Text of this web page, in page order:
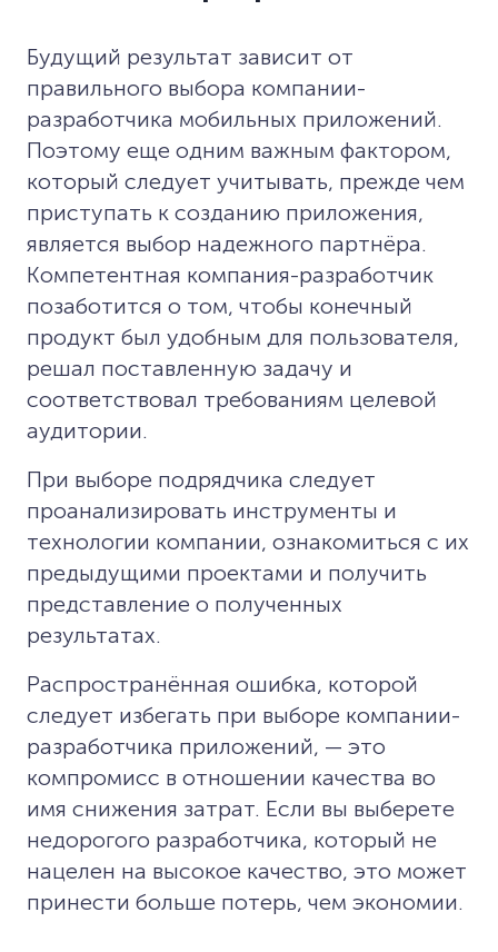
Будущий результат зависит от
правильного выбора компании-
разработчика мобильных приложений.
Поэтому еще одним важным фактором,
который следует учитывать, прежде чем
приступать к созданию приложения,
является выбор надежного партнёра.
Компетентная компания-разработчик
позаботится о том, чтобы конечный
продукт был удобным для пользователя,
решал поставленную задачу и
соответствовал требованиям целевой
аудитории.
При выборе подрядчика следует
проанализировать инструменты и
технологии компании, ознакомиться с их
предыдущими проектами и получить
представление о полученных
результатах.
Распространённая ошибка, которой
следует избегать при выборе компании-
разработчика приложений, — это
компромисс в отношении качества во
имя снижения затрат. Если вы выберете
недорогого разработчика, который не
нацелен на высокое качество, это может
принести больше потерь, чем экономии.